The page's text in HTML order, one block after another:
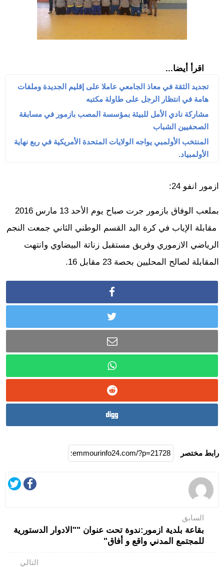
اقرأ أيضا...
تجديد الثقة في معاذ الجامعي عاملا على إقليم الجديدة وملفات
هامة في انتظار الرجل على طاولة مكتبه
مشاركة نادي الأمل للبيئة بمؤسسة المصب بازمور في مسابقة
الصحفيين الشباب
المنتخب الأولمبي يواجه الولايات المتحدة الأمريكية في ربع نهاية
الأولمبياد.
ازمور انفو 24:
بملعب الوفاق بازمور جرت صباح يوم الأحد 13 مارس 2016
مقابلة الإياب في كرة اليد القسم الوطني الثاني جمعت النجم
الرياضي الازموري وفريق مستقبل زناتة البيضاوي وانتهت
المقابلة لصالح المحليين بحصة 23 مقابل 16.
رابط مختصر
السابق
بقاعة بلدية ازمور:ندوة تحت عنوان ""الادوار الدستورية
للمجتمع المدني واقع و أفاق"
التالي